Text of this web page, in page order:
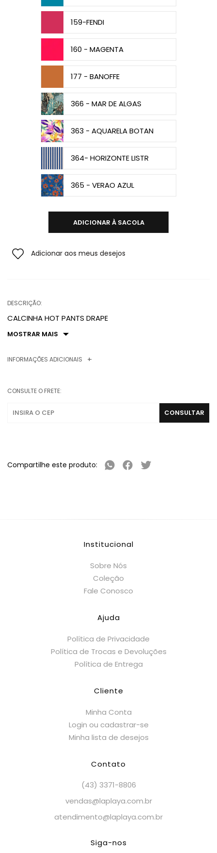
DESCRIÇÃO:
CALCINHA HOT PANTS DRAPE
MOSTRAR MAIS
INFORMAÇÕES ADICIONAIS
CONSULTE O FRETE:
Compartilhe este produto:
159-FENDI
160 - MAGENTA
177 - BANOFFE
366 - MAR DE ALGAS
363 - AQUARELA BOTAN
364- HORIZONTE LISTR
365 - VERAO AZUL
ADICIONAR À SACOLA
Adicionar aos meus desejos
Institucional
Sobre Nós
Coleção
Fale Conosco
Ajuda
Política de Privacidade
Política de Trocas e Devoluções
Política de Entrega
Cliente
Minha Conta
Login ou cadastrar-se
Minha lista de desejos
Contato
(43) 3371-8806
vendas@laplaya.com.br
atendimento@laplaya.com.br
Siga-nos